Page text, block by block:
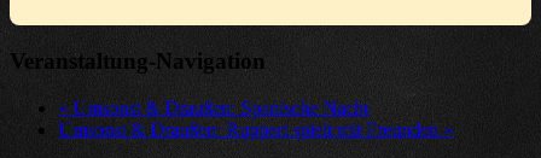
Veranstaltung-Navigation
« Umsonst & Draußen: Spanische Nacht
Umsonst & Draußen: Ruppert spielt mit Freunden »